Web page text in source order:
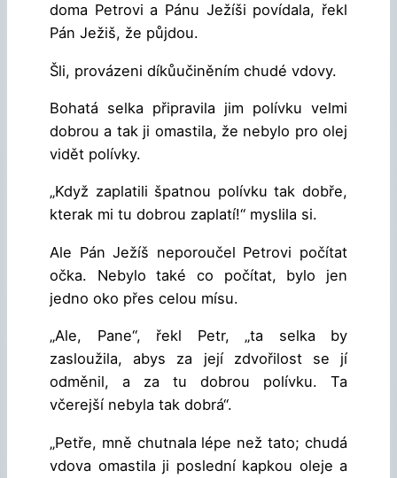
doma Petrovi a Pánu Ježíši povídala, řekl
Pán Ježiš, že půjdou.
Šli, provázeni díkůučiněním chudé vdovy.
Bohatá selka připravila jim polívku velmi
dobrou a tak ji omastila, že nebylo pro olej
vidět polívky.
„Když zaplatili špatnou polívku tak dobře,
kterak mi tu dobrou zaplatí!“ myslila si.
Ale Pán Ježíš neporoučel Petrovi počítat
očka. Nebylo také co počítat, bylo jen
jedno oko přes celou mísu.
„Ale, Pane“, řekl Petr, „ta selka by
zasloužila, abys za její zdvořilost se jí
odměnil, a za tu dobrou polívku. Ta
včerejší nebyla tak dobrá“.
„Petře, mně chutnala lépe než tato; chudá
vdova omastila ji poslední kapkou oleje a